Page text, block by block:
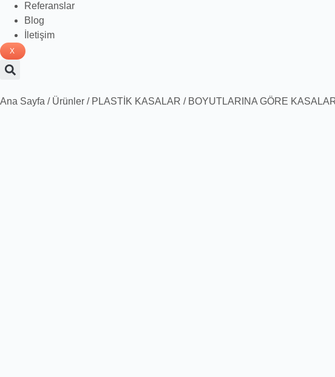
Referanslar
Blog
İletişim
X
Ana Sayfa / Ürünler / PLASTİK KASALAR / BOYUTLARINA GÖRE